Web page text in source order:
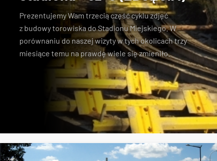
Prezentujemy Wam trzecią część cyklu zdjęć
z budowy torowiska do Stadionu Miejskiego. W
porównaniu do naszej wizyty w tych okolicach trzy
miesiące temu na prawdę wiele się zmieniło.